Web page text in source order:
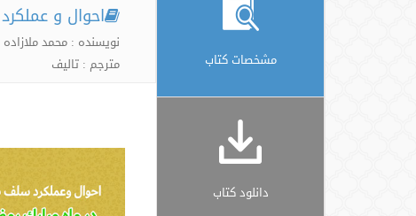
مشخصات کتاب
دانلود کتاب
احوال و
نویسنده : محمد ملازاده
مترجم : تالیف